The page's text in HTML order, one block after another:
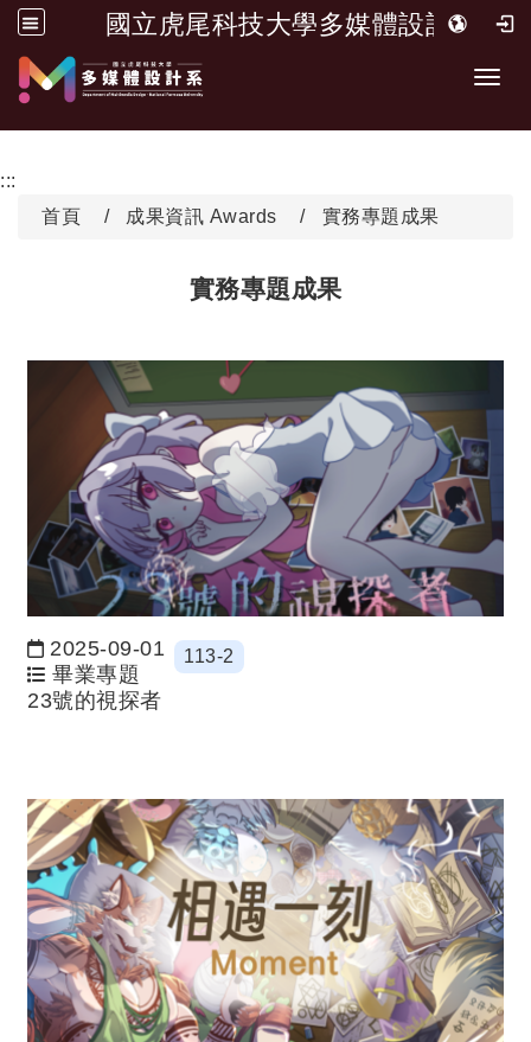
國立虎尾科技大學多媒體設計系
跳到主要內容
:::
首頁
成果資訊 Awards 實務專題成果
實務專題成果
日期：
2025-09-01
畢業專題
113-2
23號的視探者